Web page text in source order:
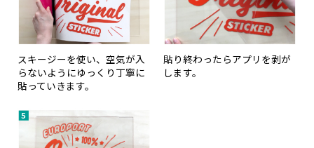
スキージーを使い、空気が入
らないようにゆっくり丁寧に
貼っていきます。
貼り終わったらアプリを剥が
します。